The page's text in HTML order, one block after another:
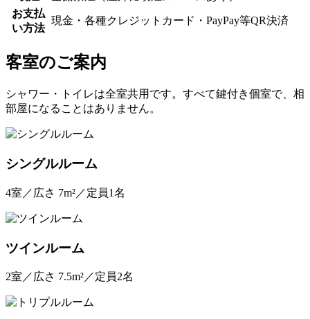
お支払
い方法
現金・各種クレジットカード・PayPay等QR決済
客室のご案内
シャワー・トイレは全室共用です。すべて鍵付き個室で、相
部屋になることはありません。
シングルルーム
4室／広さ 7m²／定員1名
ツインルーム
2室／広さ 7.5m²／定員2名